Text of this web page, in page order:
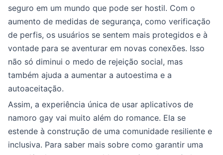
seguro em um mundo que pode ser hostil. Com o
aumento de medidas de segurança, como verificação
de perfis, os usuários se sentem mais protegidos e à
vontade para se aventurar em novas conexões. Isso
não só diminui o medo de rejeição social, mas
também ajuda a aumentar a autoestima e a
autoaceitação.
Assim, a experiência única de usar aplicativos de
namoro gay vai muito além do romance. Ela se
estende à construção de uma comunidade resiliente e
inclusiva. Para saber mais sobre como garantir uma